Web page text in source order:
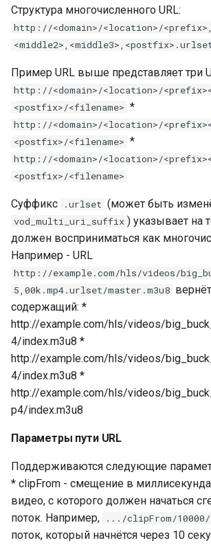
vod_time_shift_param_name
vod_speed_param_name
vod_lang_param_name
Директивы
конфигурации -
заголовки ответа
vod_expires
vod_expires_live
vod_last_modified
Структура многочисленного URL:
http://<domain>/<location>/
Пример URL выше представляет три
http://<domain>/<location>/
<postfix>/<filename> *
http://<domain>/<location>/
<postfix>/<filename> *
http://<domain>/<location>/
<postfix>/<filename>
Суффикс .urlset (может быть
vod_multi_uri_suffix ) указывает на
должен восприниматься как
Например - URL
http://example.com/hls/videos/
5,00k.mp4.urlset/master.m3u8
содержащий: *
http://example.com/hls/videos/
4/index.m3u8 *
http://example.com/hls/videos/
4/index.m3u8 *
http://example.com/hls/videos/
p4/index.m3u8
Параметры пути URL
Поддерживаются следующие
* clipFrom - смещение в
видео, с которого должен начаться
поток. Например,
.../clipFrom/
поток, который начнётся через 10